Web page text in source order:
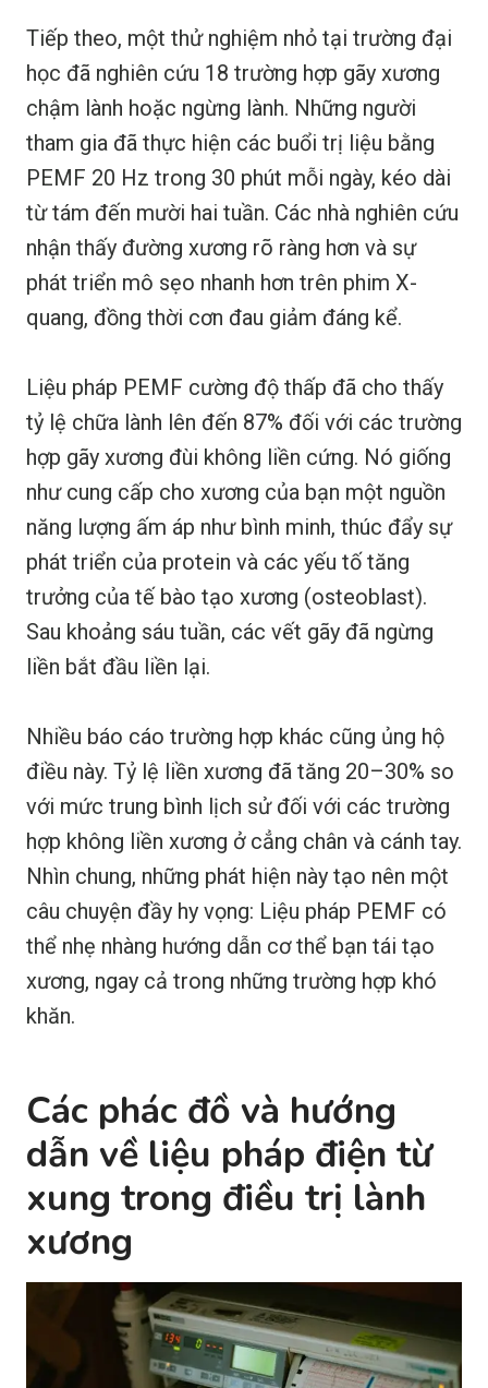
Tiếp theo, một thử nghiệm nhỏ tại trường đại
học đã nghiên cứu 18 trường hợp gãy xương
chậm lành hoặc ngừng lành. Những người
tham gia đã thực hiện các buổi trị liệu bằng
PEMF 20 Hz trong 30 phút mỗi ngày, kéo dài
từ tám đến mười hai tuần. Các nhà nghiên cứu
nhận thấy đường xương rõ ràng hơn và sự
phát triển mô sẹo nhanh hơn trên phim X-
quang, đồng thời cơn đau giảm đáng kể.
Liệu pháp PEMF cường độ thấp đã cho thấy
tỷ lệ chữa lành lên đến 87% đối với các trường
hợp gãy xương đùi không liền cứng. Nó giống
như cung cấp cho xương của bạn một nguồn
năng lượng ấm áp như bình minh, thúc đẩy sự
phát triển của protein và các yếu tố tăng
trưởng của tế bào tạo xương (osteoblast).
Sau khoảng sáu tuần, các vết gãy đã ngừng
liền bắt đầu liền lại.
Nhiều báo cáo trường hợp khác cũng ủng hộ
điều này. Tỷ lệ liền xương đã tăng 20–30% so
với mức trung bình lịch sử đối với các trường
hợp không liền xương ở cẳng chân và cánh tay.
Nhìn chung, những phát hiện này tạo nên một
câu chuyện đầy hy vọng: Liệu pháp PEMF có
thể nhẹ nhàng hướng dẫn cơ thể bạn tái tạo
xương, ngay cả trong những trường hợp khó
khăn.
Các phác đồ và hướng
dẫn về liệu pháp điện từ
xung trong điều trị lành
xương